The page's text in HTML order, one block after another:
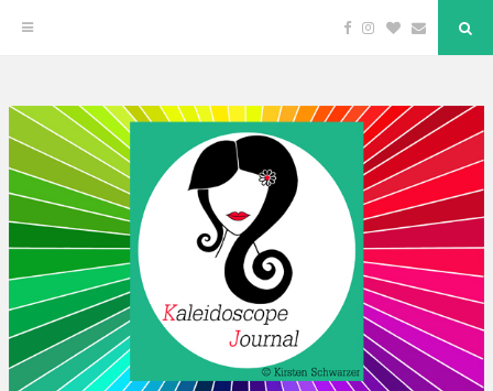
Zum
Inhalt
springen
FacebookInstagramBloglovin
Email